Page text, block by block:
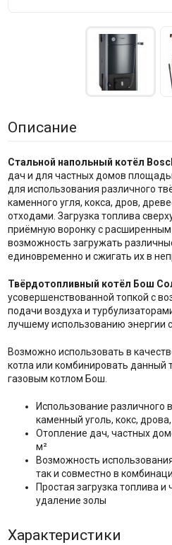
Описание
Стальной напольный котёл
дач и для частных домов
для использования различного
каменного угля, кокса, дров,
отходами. Загрузка топлива
приёмную воронку с расширенным
возможность загружать
единовременно и сжигать их в
Твёрдотопливный котёл Бош
усовершенствованной топкой с
подачи воздуха и
лучшему использованию энергии
Возможно использовать в
котла или комбинировать данный
газовым котлом Бош.
Использование различного
каменный уголь, кокс,
Отопление дач, частных
м²
Возможность
так и совместно в
Простая загрузка топлива и
удаление золы
Характеристики